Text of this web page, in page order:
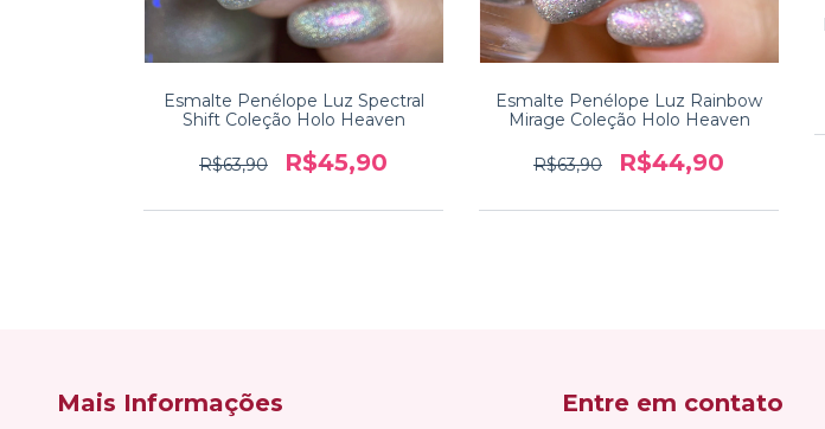
Esmalte Penélope Luz Spectral
Shift Coleção Holo Heaven
R$63,90 R$45,90
Esmalte Penélope Luz Rainbow
Mirage Coleção Holo Heaven
R$63,90 R$44,90
Mais Informações Entre em contato